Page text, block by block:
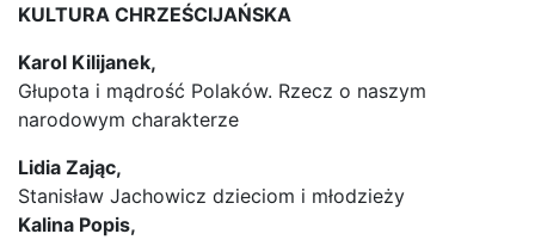
KULTURA CHRZEŚCIJAŃSKA
Karol Kilijanek,
Głupota i mądrość Polaków. Rzecz o naszym
narodowym charakterze
Lidia Zając,
Stanisław Jachowicz dzieciom i młodzieży
Kalina Popis,